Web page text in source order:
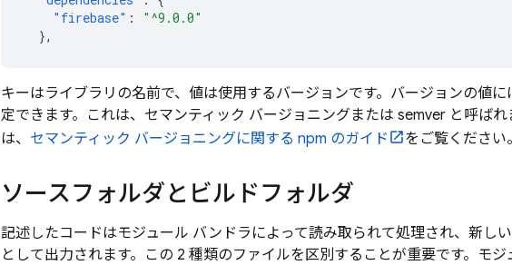
"firebase" :
"^9.0.0"
},
キーはライブラリの名前で、値は使用するバージョンです。バージョンの値
定できます。これは、セマンティック バージョニングまたは semver と呼ば
は、 セマンティック バージョニングに関する npm のガイド をご覧ください。
ソースフォルダとビルドフォルダ
記述したコードはモジュール バンドラによって読み取られて処理され、新し
として出力されます。この 2 種類のファイルを区別することが重要です。モ